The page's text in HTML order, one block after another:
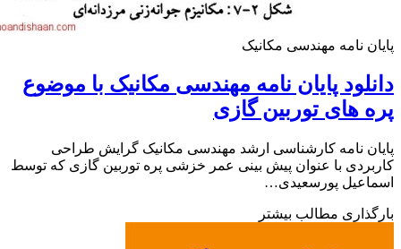
نامه مهندسی مکانیک
پایان نامه مهندسی مکانیک با موضوع
های توربین گازی
نامه کارشناسی ارشد مهندسی مکانیک گرایش طراحی
با عنوان پیش بینی عمر خزشی پره توربین گازی که توسط
پورسعیدی…
مطالب بیشتر